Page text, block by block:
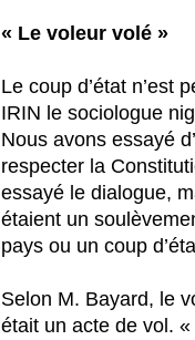
« Le voleur volé »
Le coup d’état n’est
IRIN le sociologue
Nous avons essayé
respecter la
essayé le dialogue,
étaient un
pays ou un coup
Selon M. Bayard, le
était un acte de vol.